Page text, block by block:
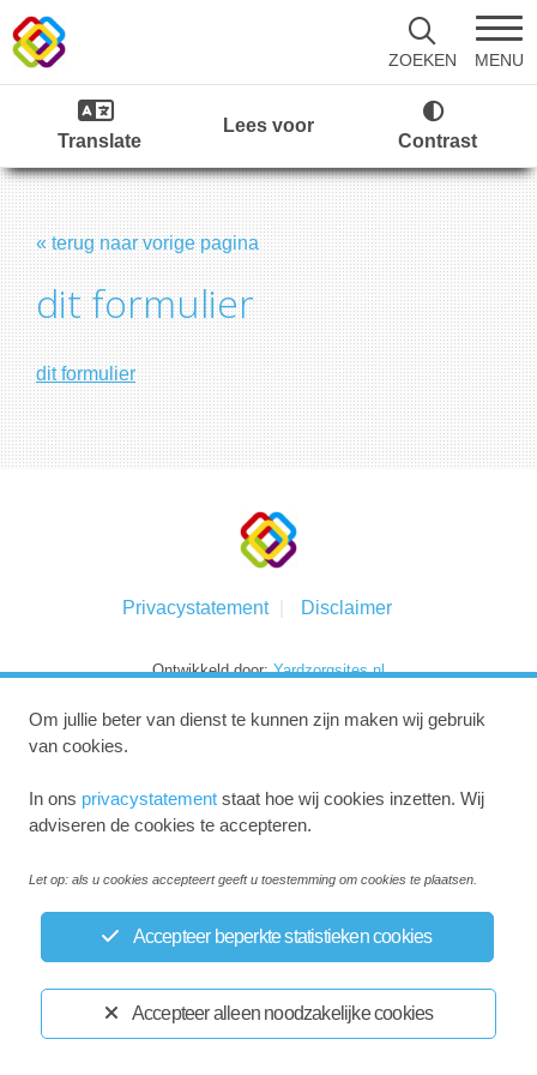
ZOEKEN MENU
Translate
Lees voor
Contrast
« terug naar vorige pagina
dit formulier
dit formulier
Privacystatement Disclaimer
Ontwikkeld door:Yardzorgsites.nl
Accepteer alleen noodzakelijke cookies
Accepteer beperkte statistieken cookies
Om jullie beter van dienst te kunnen zijn maken wij gebruik
van cookies.
In ons privacystatement staat hoe wij cookies inzetten. Wij
adviseren de cookies te accepteren.
Let op: als u cookies accepteert geeft u toestemming om cookies te plaatsen.